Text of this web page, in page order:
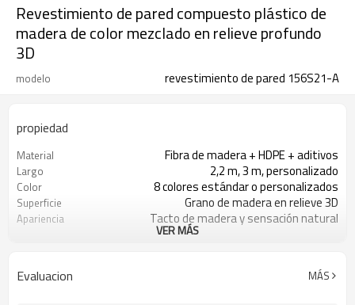
Revestimiento de pared compuesto plástico de
madera de color mezclado en relieve profundo
3D
modelo revestimiento de pared 156S21-A
propiedad
Material Fibra de madera + HDPE + aditivos
Largo 2,2 m, 3 m, personalizado
Color 8 colores estándar o personalizados
Superficie Grano de madera en relieve 3D
Apariencia Tacto de madera y sensación natural
Decoración de paredes exteriores
Certificado
ISO, CE, ROHS, ALCANCE, INTERTEK,
VER MÁS
Evaluacion MÁS